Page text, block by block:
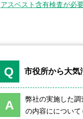
アスベスト含有検査が必
Q 市役所から大気
A
弊社の実施した
の内容にについて